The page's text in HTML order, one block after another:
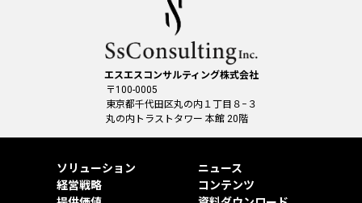
が、安全管理のために講じた措置の概要は以下のとおりです。
措置の具体的内容については、本ポリシーで定める窓口に対す
る利用者からの求めに応じて遅滞なく回答いたします。
(1)基本方針の策定、個人情報の取扱いに係る規律の整備
(2)個人情報の取扱責任者や報告連絡体制の整備
(3)定期的な研修の実施
(4)個人情報についての秘密保持に関する誓約を従業者から取得
(5)個人情報についての秘密保持に関する事項を就業規則に記載
置（機器の書庫への保管、パスワードの設定等を含む）を実施
(7)個人情報を取り扱うことのできる機器やアクセス権者を明確
エスエスコンサルティング株式会社
〒100-0005
東京都千代田区丸の内１丁目８−３
丸の内トラストタワー 本館 20階
ソリューション
経営戦略
ニュース
コンテンツ